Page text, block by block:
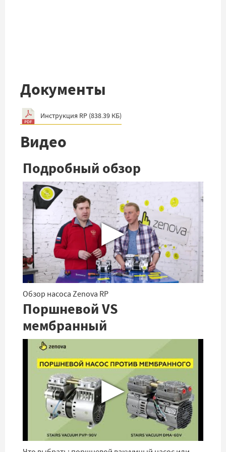
Документы
Инструкция RP (838.39 КБ)
Видео
Подробный обзор
▶
Обзор насоса Zenova RP
Поршневой VS
мембранный
▶